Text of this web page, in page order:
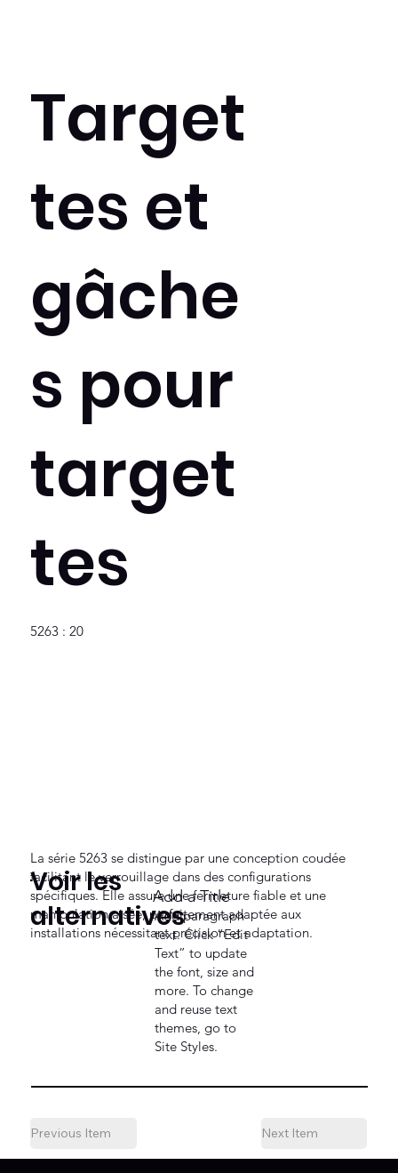
Target
tes et
gâche
s pour
target
tes
5263 : 20
La série 5263 se distingue par une conception coudée
facilitant le verrouillage dans des configurations
spécifiques. Elle assure une fermeture fiable et une
manipulation aisée, parfaitement adaptée aux
installations nécessitant précision et adaptation.
Voir les
alternativesAdd paragraph
text. Click “Edit
Text” to update
the font, size and
more. To change
and reuse text
themes, go to
Site Styles.
Add a Title
Previous Item Next Item